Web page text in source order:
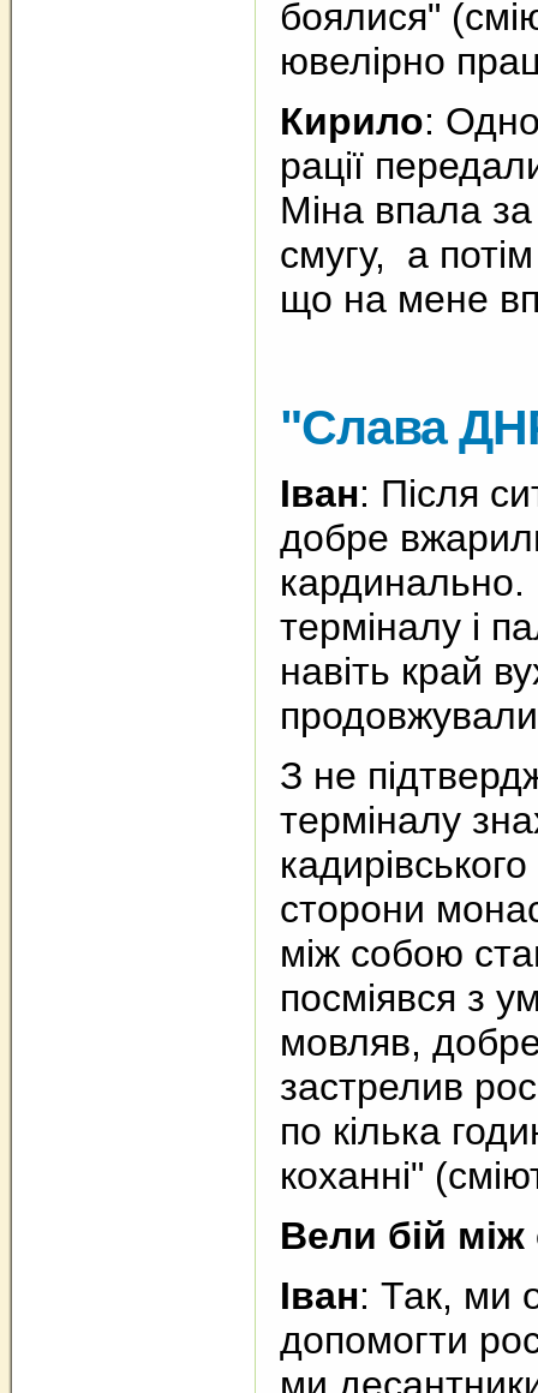
боялися"
ювелірно
Кирило:
рації
Міна впала
смугу, а
що на мене
"Слава
Іван: Після
добре
кардинально.
терміналу і
навіть край
З не
терміналу
сторони
між собою
посміявся з
мовляв,
застрелив
по кілька
коханні"
Вели бій
Іван: Так, ми
допомогти